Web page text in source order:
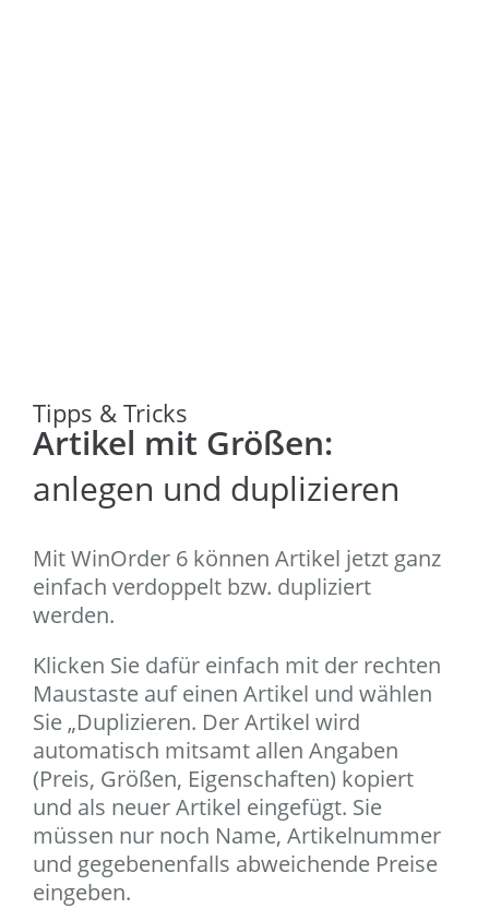
Tipps & Tricks
Artikel mit Größen:
anlegen und duplizieren
Mit WinOrder 6 können Artikel jetzt ganz
einfach verdoppelt bzw. dupliziert
werden.
Klicken Sie dafür einfach mit der rechten
Maustaste auf einen Artikel und wählen
Sie „Duplizieren. Der Artikel wird
automatisch mitsamt allen Angaben
(Preis, Größen, Eigenschaften) kopiert
und als neuer Artikel eingefügt. Sie
müssen nur noch Name, Artikelnummer
und gegebenenfalls abweichende Preise
eingeben.